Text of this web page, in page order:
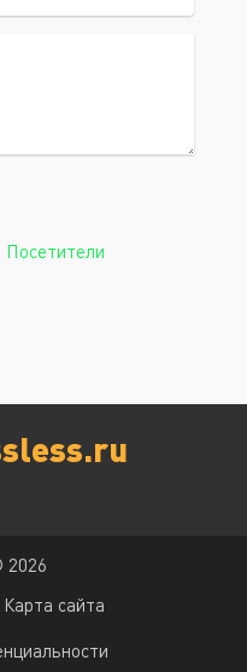
Посетители
2026
Карта сайта